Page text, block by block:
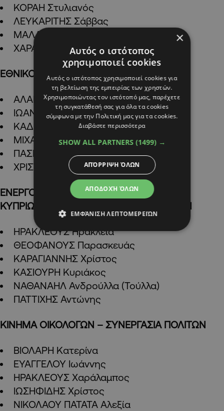
ΚΟΡΑΗ Στυλιανός
ΛΕΥΚΑΡΙΤΗΣ Σάββας
ΜΑΛΑΧΟΥΡΙΔΗΣ Αχιλλέας
ΧΑΡΑΛΑΜΠΟΥΣ Χαράλαμπος
ΕΘΝΙΚΟ ΛΑΪΚΟ ΜΕΤΩΠΟ (Ε.ΛΑ.Μ.)
ΑΛΑΜΑΝΓΚΟΣ Βαλεντίνος
ΙΩΑΝΝΟΥ Σωτήρης
ΚΑΔΗΣ Αντρέας
ΜΙΧΑΗΛΙΔΗΣ Ζήνωνας
ΠΑΣΙΟΥΡΤΙΔΗΣ Στέλιος
ΧΡΙΣΤΟΔΟΥΛΟΥ Άντρη
ΕΝΕΡΓΟΙ ΠΟΛΙΤΕΣ – ΚΙΝΗΜΑ ΕΝΩΜΕΝΩΝ
ΚΥΠΡΙΩΝ ΚΥΝΗΓΩΝ – ΔΡΑΣΗ ΠΡΟΣΦΥΓΩΝ
ΗΡΑΚΛΕΟΥΣ Ηράκλεια
ΘΕΟΦΑΝΟΥΣ Παρασκευάς
ΚΑΡΑΓΙΑΝΝΗΣ Χρίστος
ΚΑΣΙΟΥΡΗ Κυριάκος
ΝΑΘΑΝΑΗΛ Ανδρούλλα (Τούλλα)
ΠΑΤΤΙΧΗΣ Αντώνης
ΚΙΝΗΜΑ ΟΙΚΟΛΟΓΩΝ – ΣΥΝΕΡΓΑΣΙΑ ΠΟΛΙΤΩΝ
ΒΙΟΛΑΡΗ Κατερίνα
ΕΥΑΓΓΕΛΟΥ Ιωάννης
ΗΡΑΚΛΕΟΥΣ Χαράλαμπος
ΙΩΣΗΦΙΔΗΣ Χρίστος
ΝΙΚΟΛΑΟΥ ΠΑΤΑΤΑ Αλεξία
×
Αυτός ο ιστότοπος
χρησιμοποιεί cookies
Αυτός ο ιστότοπος χρησιμοποιεί cookies για
τη βελτίωση της εμπειρίας των χρηστών.
Χρησιμοποιώντας τον ιστότοπό μας, παρέχετε
τη συγκατάθεσή σας για όλα τα cookies
σύμφωνα με την Πολιτική μας για τα cookies.
Διαβάστε περισσότερα
SHOW ALL PARTNERS (1499) →
ΑΠΟΔΟΧΉ ΌΛΩΝ
ΑΠΌΡΡΙΨΗ ΌΛΩΝ
ΕΜΦΆΝΙΣΗ ΛΕΠΤΟΜΕΡΕΙΏΝ